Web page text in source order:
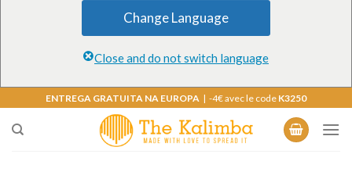
Change Language
Close and do not switch language
ENTREGA GRATUITA NA EUROPA | -4€ avec le code K3250